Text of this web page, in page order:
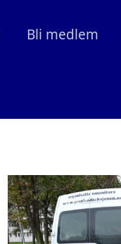
Bli medlem